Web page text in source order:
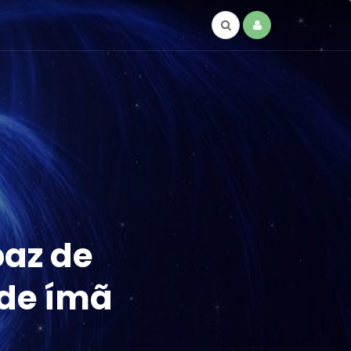
de
ímã